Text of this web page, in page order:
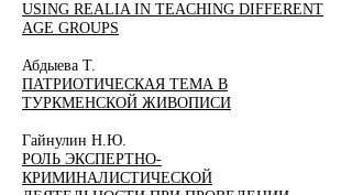
USING REALIA IN TEACHING DIFFERENT
AGE GROUPS
Абдыева Т.
ПАТРИОТИЧЕСКАЯ ТЕМА В
ТУРКМЕНСКОЙ ЖИВОПИСИ
Гайнулин Н.Ю.
РОЛЬ ЭКСПЕРТНО-
КРИМИНАЛИСТИЧЕСКОЙ